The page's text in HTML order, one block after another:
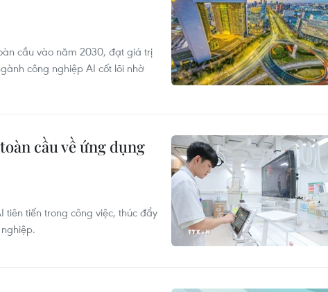
cầu vào năm 2030, đạt giá trị
công nghiệp AI cốt lõi nhờ
cầu về ứng dụng
tiến trong công việc, thúc đẩy